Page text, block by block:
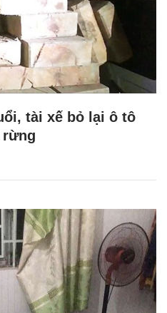
tài xế bỏ lại ô tô
rừng